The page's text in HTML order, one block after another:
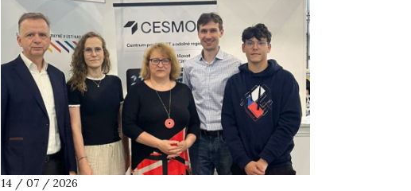
14 / 07 / 2026